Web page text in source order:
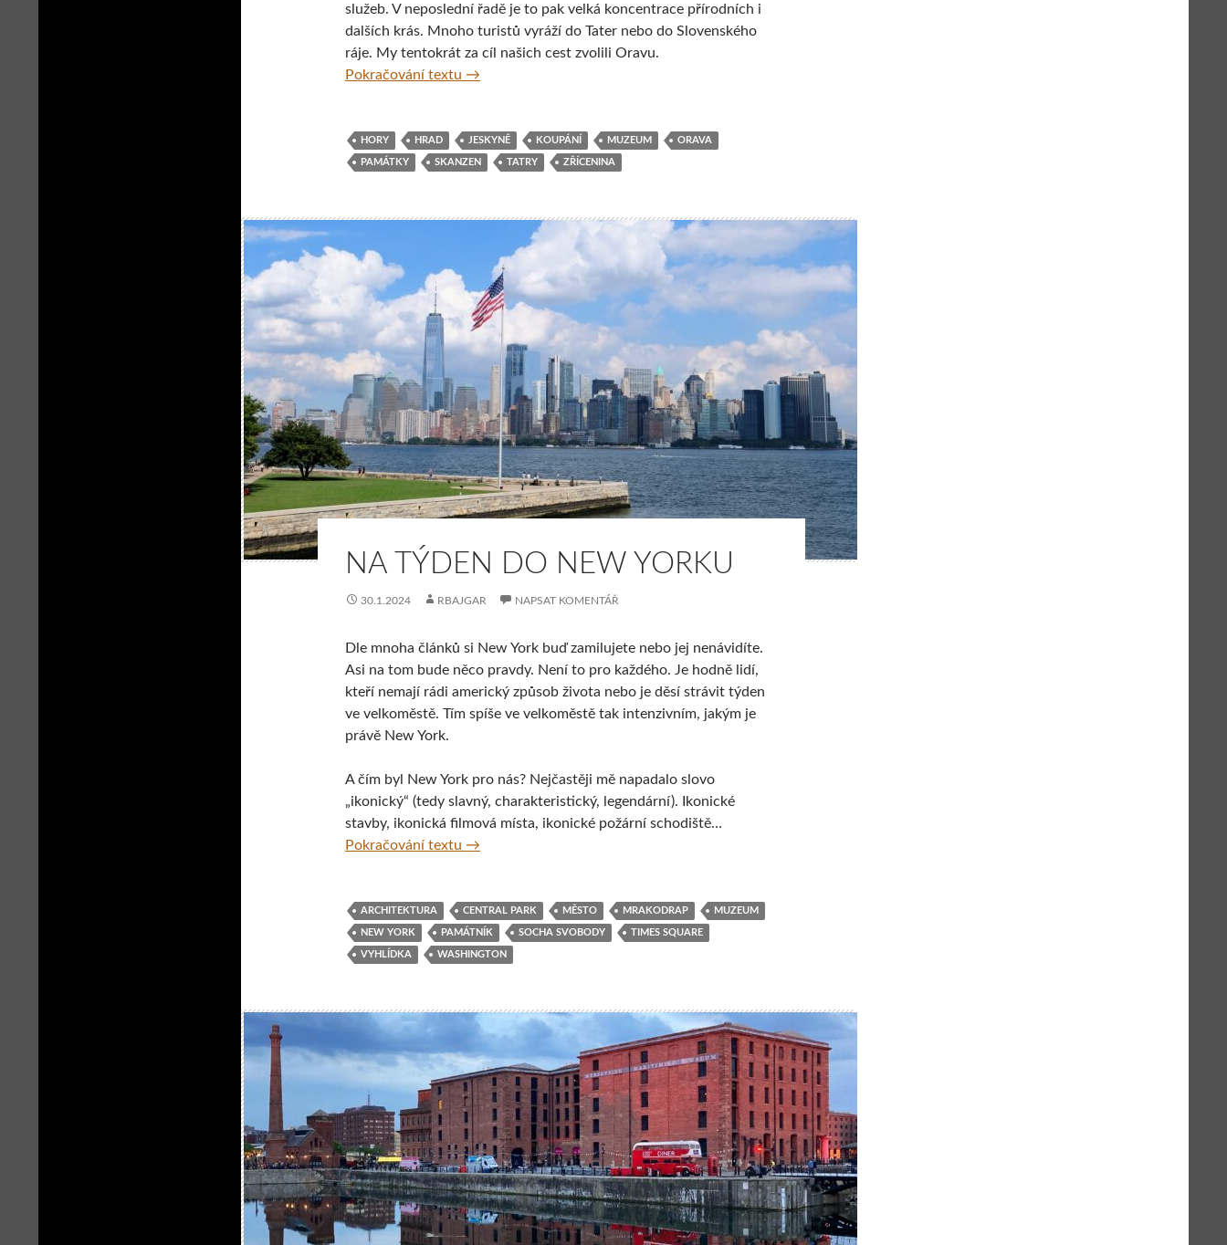
služeb. V neposlední řadě je to pak velká koncentrace přírodních i
dalších krás. Mnoho turistů vyráží do Tater nebo do Slovenského
ráje. My tentokrát za cíl našich cest zvolili Oravu.
Pokračování textu S dětmi na Oravu
→
HORY HRAD JESKYNĚ KOUPÁNÍ MUZEUM ORAVA
PAMÁTKY SKANZEN TATRY ZŘÍCENINA
NA TÝDEN DO NEW YORKU
30.1.2024 RBAJGAR NAPSAT KOMENTÁŘ
Dle mnoha článků si New York buď zamilujete nebo jej nenávidíte.
Asi na tom bude něco pravdy. Není to pro každého. Je hodně lidí,
kteří nemají rádi americký způsob života nebo je děsí strávit týden
ve velkoměstě. Tím spíše ve velkoměstě tak intenzivním, jakým je
právě New York.
A čím byl New York pro nás? Nejčastěji mě napadalo slovo
„ikonický“ (tedy slavný, charakteristický, legendární). Ikonické
stavby, ikonická filmová místa, ikonické požární schodiště…
Pokračování textu Na týden do New Yorku
→
ARCHITEKTURA CENTRAL PARK MĚSTO MRAKODRAP MUZEUM
NEW YORK PAMÁTNÍK SOCHA SVOBODY TIMES SQUARE
VYHLÍDKA WASHINGTON